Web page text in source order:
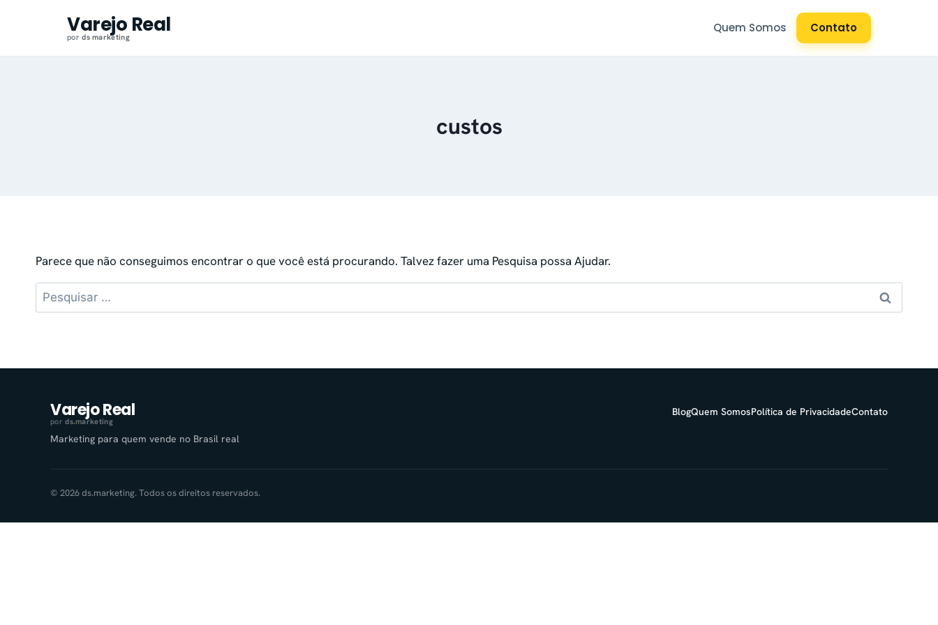
Varejo Real
pords.marketing
Quem Somos Contato
custos
Parece que não conseguimos encontrar o que você está procurando. Talvez fazer uma Pesquisa possa Ajudar.
Pesquisar
por:
Varejo Real
pords.marketing
Marketing para quem vende no Brasil real
BlogQuem SomosPolítica de PrivacidadeContato
© 2026 ds.marketing. Todos os direitos reservados.